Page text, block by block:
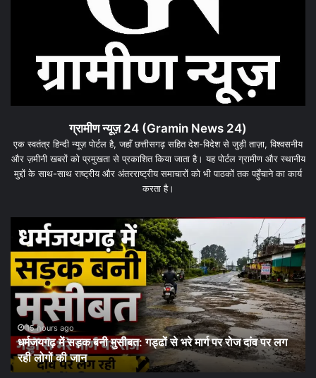
ग्रामीण न्यूज़ 24 (Gramin News 24)
एक स्वतंत्र हिन्दी न्यूज़ पोर्टल है, जहाँ छत्तीसगढ़ सहित देश-विदेश से जुड़ी ताज़ा, विश्वसनीय
और ज़मीनी खबरों को प्रमुखता से प्रकाशित किया जाता है। यह पोर्टल ग्रामीण और स्थानीय
मुद्दों के साथ-साथ राष्ट्रीय और अंतरराष्ट्रीय समाचारों को भी पाठकों तक पहुँचाने का कार्य
करता है।
दांव पर लग
में
मलेरिया
अलर्ट:
स्वास्थ्य
विभाग
किया
जन-
जागरूकता
1 day ago
धरमजयगढ़ में मलेरिया अलर्ट: स्वास्थ्य विभाग ने शुरू
जागरूकता अभियान, समय पर जांच और बचाव की अपील